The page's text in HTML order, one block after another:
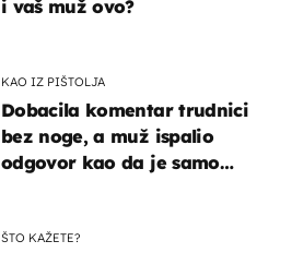
i vaš muž ovo?
KAO IZ PIŠTOLJA
Dobacila komentar trudnici
bez noge, a muž ispalio
odgovor kao da je samo
ŠTO KAŽETE?